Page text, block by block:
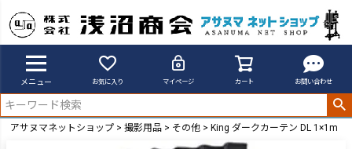
メニュー お気に入り マイページ カート お問い合わせ
アサヌマネットショップ 撮影用品 その他 King ダークカーテン DL 1×1m